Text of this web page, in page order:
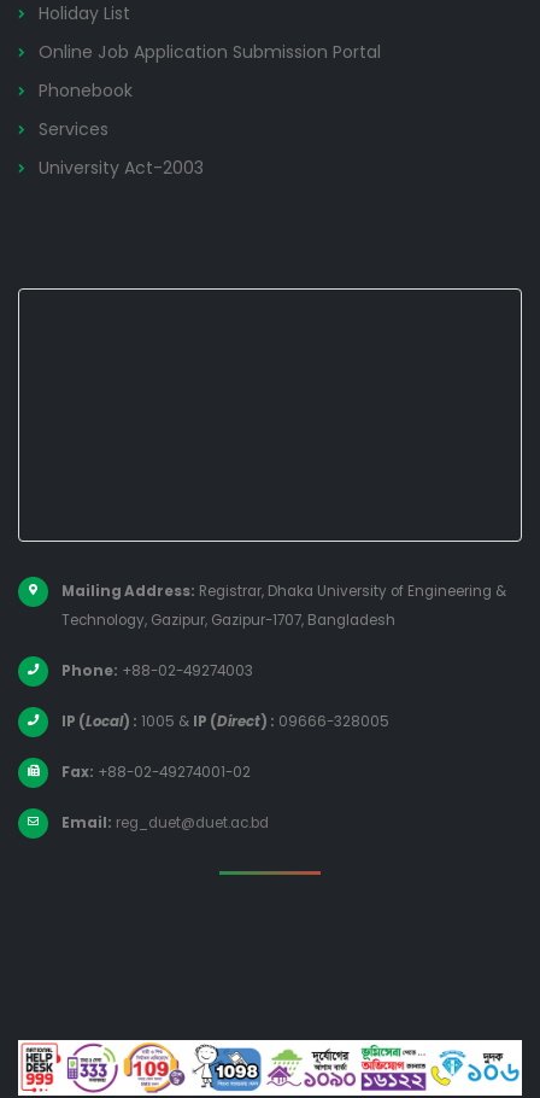
Holiday List
Online Job Application Submission Portal
Phonebook
Services
University Act-2003
Mailing Address: Registrar, Dhaka University of Engineering &
Technology, Gazipur, Gazipur-1707, Bangladesh
Phone: +88-02-49274003
IP (Local) : 1005 & IP (Direct) : 09666-328005
Fax: +88-02-49274001-02
Email: reg_duet@duet.ac.bd